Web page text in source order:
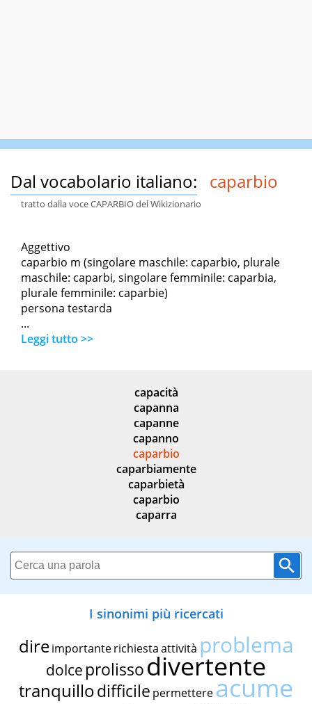
Dal vocabolario italiano: caparbio
tratto dalla voce CAPARBIO del Wikizionario
Aggettivo
caparbio m (singolare maschile: caparbio, plurale
maschile: caparbi, singolare femminile: caparbia,
plurale femminile: caparbie)
persona testarda
...
Leggi tutto >>
capacità
capanna
capanne
capanno
caparbio
caparbiamente
caparbietà
caparbio
caparra
I sinonimi più ricercati
dire importante richiestaattività problema
dolce prolissodivertente
tranquillodifficile permettereacume